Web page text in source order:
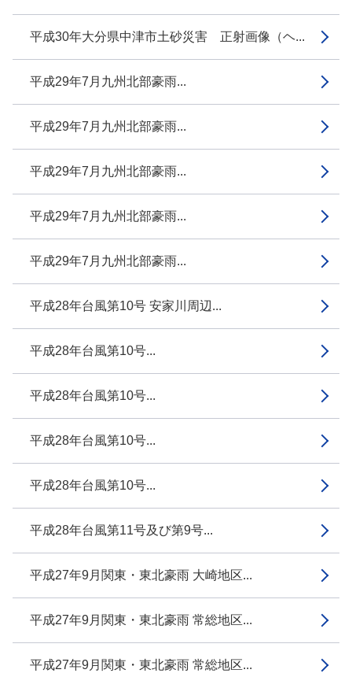
平成30年大分県中津市土砂災害 正射画像（ヘ...
平成29年7月九州北部豪雨...
平成29年7月九州北部豪雨...
平成29年7月九州北部豪雨...
平成29年7月九州北部豪雨...
平成29年7月九州北部豪雨...
平成28年台風第10号 安家川周辺...
平成28年台風第10号...
平成28年台風第10号...
平成28年台風第10号...
平成28年台風第10号...
平成28年台風第11号及び第9号...
平成27年9月関東・東北豪雨 大崎地区...
平成27年9月関東・東北豪雨 常総地区...
平成27年9月関東・東北豪雨 常総地区...